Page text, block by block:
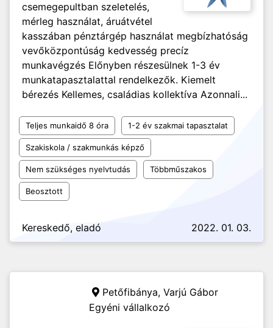
csemegepultban szeletelés,
mérleg használat, áruátvétel
kasszában pénztárgép használat megbízhatóság
vevőközpontúság kedvesség precíz
munkavégzés Előnyben részesülnek 1-3 év
munkatapasztalattal rendelkezők. Kiemelt
bérezés Kellemes, családias kollektíva Azonnali...
Teljes munkaidő 8 óra 1-2 év szakmai tapasztalat
Szakiskola / szakmunkás képző
Nem szükséges nyelvtudás Többműszakos
Beosztott
Kereskedő, eladó 2022. 01. 03.
Petőfibánya, Varjú Gábor
Egyéni vállalkozó